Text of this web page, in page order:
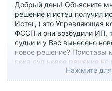
Добрый день! Объясните
решение и истец получил
Истец ( это Управляющая
ФССП и они возбудили ИП,
судьи и у Вас вынесено
новое решение? Приставы
пока суд новое решение не
основание для закрытия
решении суда будет
Нажмите